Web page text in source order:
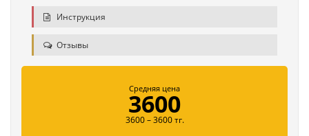
Инструкция
Отзывы
Средняя цена
3600
3600 – 3600 тг.